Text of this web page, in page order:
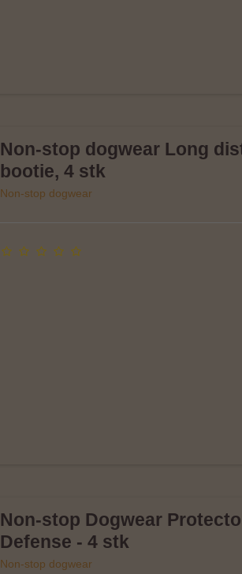
Non-stop dogwear Long
bootie, 4 stk
Non-stop dogwear
Non-stop Dogwear
Defense - 4 stk
Non-stop dogwear